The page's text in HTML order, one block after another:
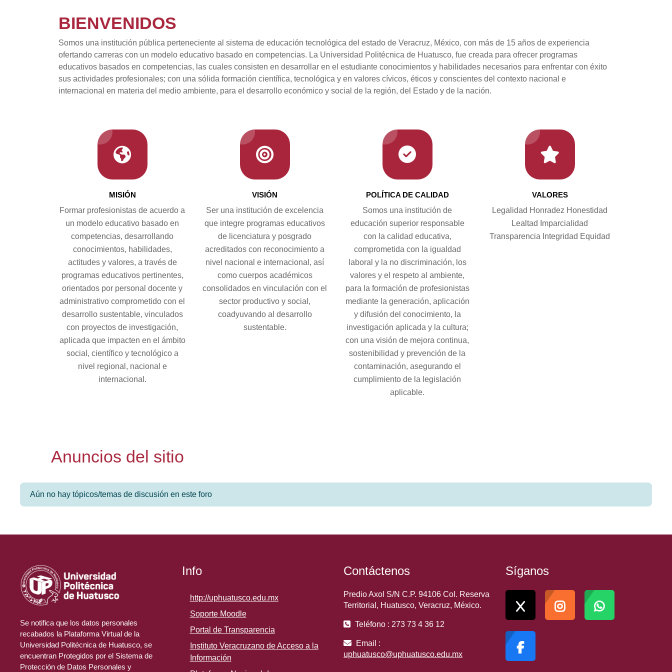
BIENVENIDOS
Somos una institución pública perteneciente al sistema de educación tecnológica del estado de Veracruz, México, con más de 15 años de experiencia
ofertando carreras con un modelo educativo basado en competencias. La Universidad Politécnica de Huatusco, fue creada para ofrecer programas
educativos basados en competencias, las cuales consisten en desarrollar en el estudiante conocimientos y habilidades necesarios para enfrentar con éxito
sus actividades profesionales; con una sólida formación científica, tecnológica y en valores cívicos, éticos y conscientes del contexto nacional e
internacional en materia del medio ambiente, para el desarrollo económico y social de la región, del Estado y de la nación.
MISIÓN
Formar profesionistas de acuerdo a
un modelo educativo basado en
competencias, desarrollando
conocimientos, habilidades,
actitudes y valores, a través de
programas educativos pertinentes,
orientados por personal docente y
administrativo comprometido con el
desarrollo sustentable, vinculados
con proyectos de investigación,
aplicada que impacten en el ámbito
social, científico y tecnológico a
nivel regional, nacional e
internacional.
VISIÓN
Ser una institución de excelencia
que integre programas educativos
de licenciatura y posgrado
acreditados con reconocimiento a
nivel nacional e internacional, así
como cuerpos académicos
consolidados en vinculación con el
sector productivo y social,
coadyuvando al desarrollo
sustentable.
POLÍTICA DE CALIDAD
Somos una institución de
educación superior responsable
con la calidad educativa,
comprometida con la igualdad
laboral y la no discriminación, los
valores y el respeto al ambiente,
para la formación de profesionistas
mediante la generación, aplicación
y difusión del conocimiento, la
investigación aplicada y la cultura;
con una visión de mejora continua,
sostenibilidad y prevención de la
contaminación, asegurando el
cumplimiento de la legislación
aplicable.
VALORES
Legalidad Honradez Honestidad
Lealtad Imparcialidad
Transparencia Integridad Equidad
Anuncios del sitio
Aún no hay tópicos/temas de discusión en este foro
Se notifica que los datos personales
recabados la Plataforma Virtual de la
Universidad Politécnica de Huatusco, se
encuentran Protegidos por el Sistema de
Protección de Datos Personales y
Info
http://uphuatusco.edu.mx
Soporte Moodle
Portal de Transparencia
Instituto Veracruzano de Acceso a la
Información
Contáctenos
Predio Axol S/N C.P. 94106 Col. Reserva
Territorial, Huatusco, Veracruz, México.
Teléfono : 273 73 4 36 12
Email :
uphuatusco@uphuatusco.edu.mx
Síganos